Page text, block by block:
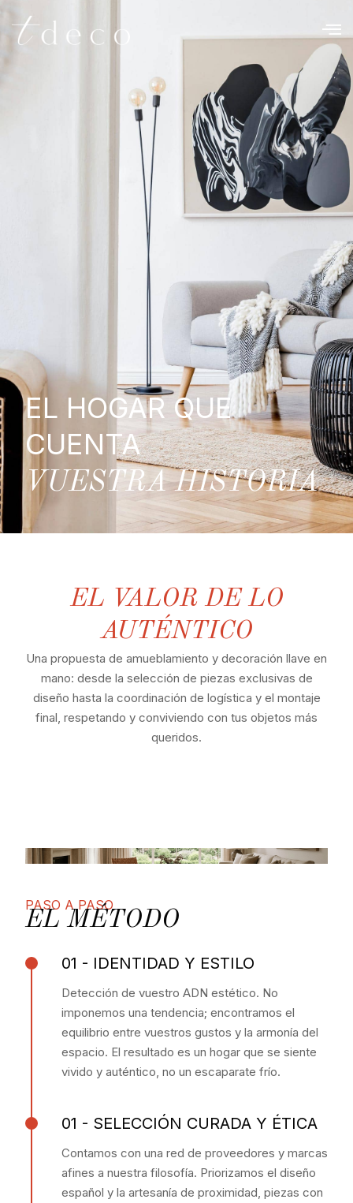
EL HOGAR QUE
CUENTA
VUESTRA HISTORIA
EL VALOR DE LO
AUTÉNTICO
Una propuesta de amueblamiento y decoración llave en
mano: desde la selección de piezas exclusivas de
diseño hasta la coordinación de logística y el montaje
final, respetando y conviviendo con tus objetos más
queridos.
PASO A PASO
EL MÉTODO
01 - IDENTIDAD Y ESTILO
Detección de vuestro ADN estético. No
imponemos una tendencia; encontramos el
equilibrio entre vuestros gustos y la armonía del
espacio. El resultado es un hogar que se siente
vivido y auténtico, no un escaparate frío.
01 - SELECCIÓN CURADA Y ÉTICA
Contamos con una red de proveedores y marcas
afines a nuestra filosofía. Priorizamos el diseño
español y la artesanía de proximidad, piezas con